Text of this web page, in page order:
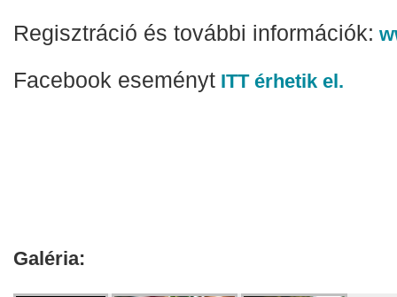
Regisztráció és további információk:
Facebook eseményt ITT érhetik el.
Galéria: